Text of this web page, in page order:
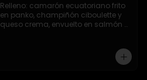
Relleno: camarón ecuatoriano frito
en panko, champiñón ciboulette y
queso crema, envuelto en salmón